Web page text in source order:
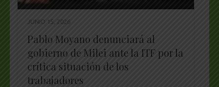
JUNIO 15, 2026
Pablo Moyano denunciará al
gobierno de Milei ante la ITF por la
crítica situación de los
trabajadores